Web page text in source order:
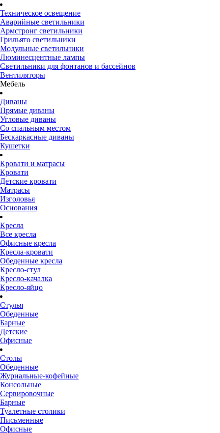
Техническое освещение
Аварийные светильники
Армстронг светильники
Грильято светильники
Модульные светильники
Люминесцентные лампы
Светильники для фонтанов и бассейнов
Вентиляторы
Мебель
Диваны
Прямые диваны
Угловые диваны
Со спальным местом
Бескаркасные диваны
Кушетки
Кровати и матрасы
Кровати
Детские кровати
Матрасы
Изголовья
Основания
Кресла
Все кресла
Офисные кресла
Кресла-кровати
Обеденные кресла
Кресло-стул
Кресло-качалка
Кресло-яйцо
Стулья
Обеденные
Барные
Детские
Офисные
Столы
Обеденные
Журнальные-кофейные
Консольные
Сервировочные
Барные
Туалетные столики
Письменные
Офисные